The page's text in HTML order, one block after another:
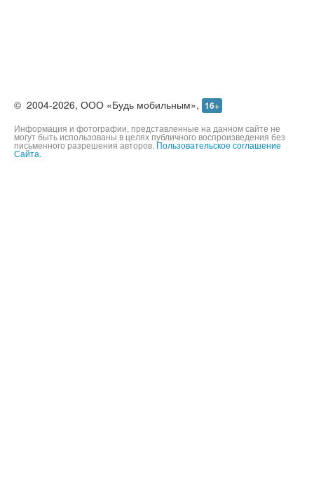
© 2004-2026, ООО «Будь мобильным», 16+
Информация и фотографии, представленные на данном сайте не
могут быть использованы в целях публичного воспроизведения без
письменного разрешения авторов. Пользовательское соглашение
Сайта.